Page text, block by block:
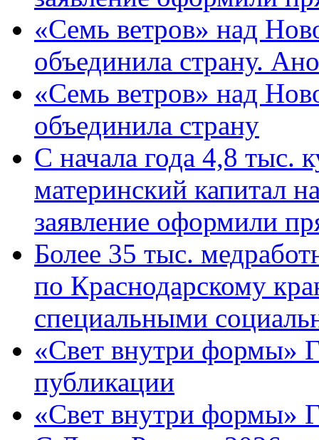
«Семь ветров» над
объединила страну.
«Семь ветров» над
объединила страну
С начала года 4,8 тыс.
материнский капитал
заявление оформили
Более 35 тыс.
по Краснодарскому
специальными
«Свет внутри формы»
публикации
«Свет внутри формы»